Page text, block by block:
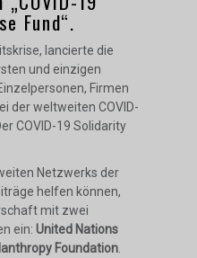
Fund“.
lancierte die
und einzigen
Firmen
der weltweiten COVID-
COVID-19 Solidarity
Netzwerks der
helfen können,
mit zwei
ein: United Nations
Foundation